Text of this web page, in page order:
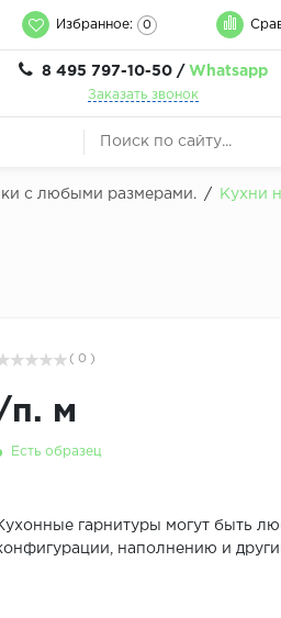
Избранное: 0
8 495 797-10-50 / Whatsapp
Заказать звонок
с любыми размерами. / Кухни
( 0 )
п. м
Есть образец
гарнитуры могут быть
наполнению и